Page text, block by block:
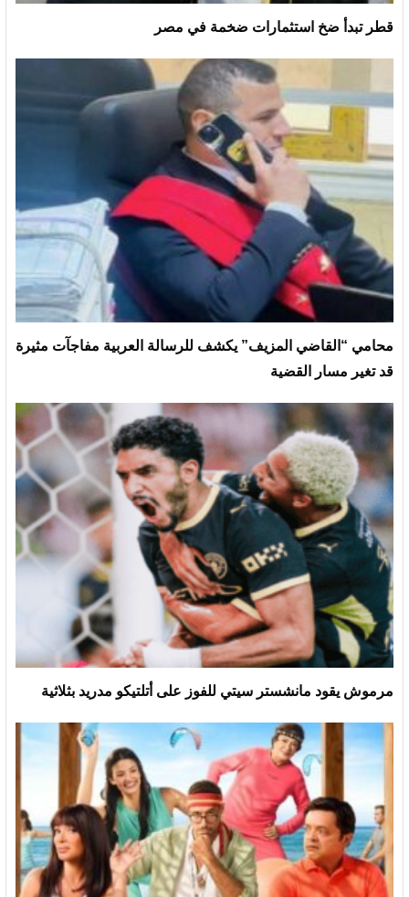
قطر تبدأ ضخ استثمارات ضخمة في مصر
محامي “القاضي المزيف” يكشف للرسالة العربية مفاجآت مثيرة
قد تغير مسار القضية
مرموش يقود مانشستر سيتي للفوز على أتلتيكو مدريد بثلاثية